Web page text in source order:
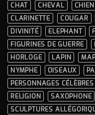
CHAT
CHEVAL CHIEN
CLARINETTE
COUGAR
DIVINITÉ
ELEPHANT
FIGURINES DE GUERRE
HORLOGE
LAPIN
NYMPHE
OISEAUX
PERSONNAGES CÉLÈBRES
RELIGION
SAXOPHONE
SCULPTURES